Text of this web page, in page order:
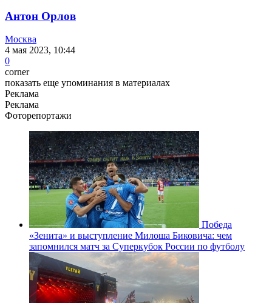
Антон Орлов
Москва
4 мая 2023, 10:44
0
corner
показать еще упоминания в материалах
Реклама
Реклама
Фоторепортажи
Победа
«Зенита» и выступление Милоша Биковича: чем
запомнился матч за Суперкубок России по футболу